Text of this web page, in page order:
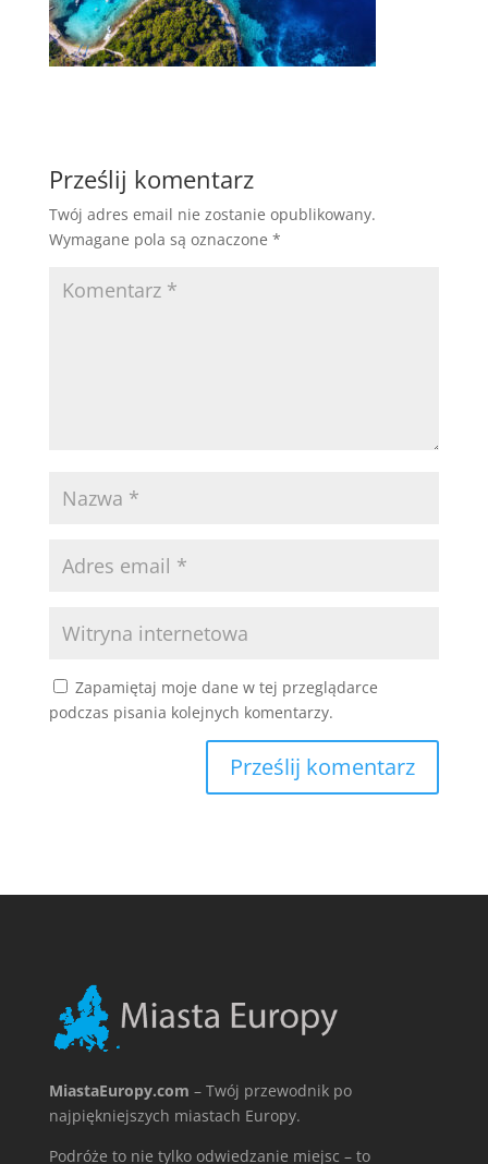
Prześlij komentarz
Twój adres email nie zostanie opublikowany.
Wymagane pola są oznaczone *
Zapamiętaj moje dane w tej przeglądarce
podczas pisania kolejnych komentarzy.
MiastaEuropy.com – Twój przewodnik po
najpiękniejszych miastach Europy.
Podróże to nie tylko odwiedzanie miejsc – to